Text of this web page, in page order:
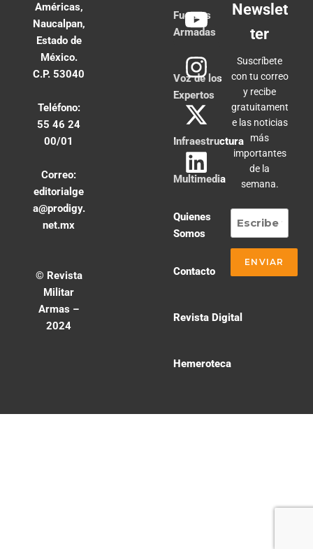
Américas,
Naucalpan,
Estado de
México.
C.P. 53040
Teléfono:
55 46 24
00/01
Correo:
editorialge
a@prodigy.
net.mx
© Revista
Militar
Armas –
2024
Fuerzas
Armadas
Voz de los
Expertos
Infraestructura
Multimedia
Quienes
Somos
Contacto
Revista Digital
Hemeroteca
Newslet
ter
Suscríbete
con tu correo
y recibe
gratuitament
e las noticias
más
importantes
de la
semana.